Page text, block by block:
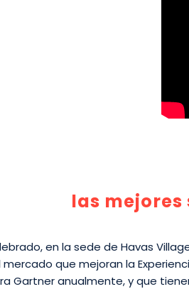
las mejores
en la sede de Havas
que mejoran la
Gartner anualmente, y que